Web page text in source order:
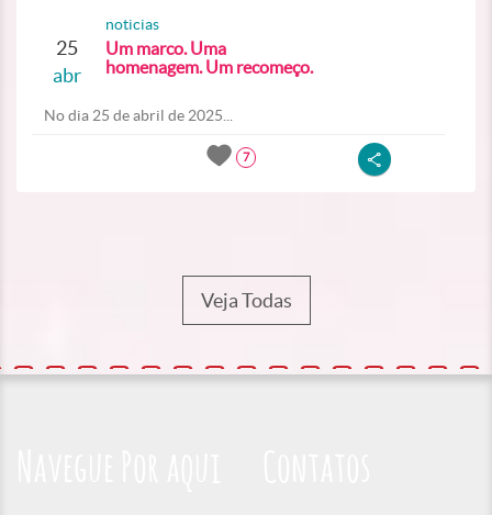
25
abr
noticias
Um marco. Uma
homenagem. Um recomeço.
No dia 25 de abril de 2025...
7
Veja Todas